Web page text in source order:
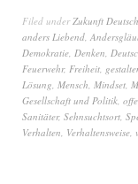
Filed underZukunft
anders Liebend,
Demokratie, Denken,
Feuerwehr, Freiheit,
Lösung, Mensch, Mindset,
Gesellschaft und Politik,
Sanitäter, Sehnsuchtsort,
Verhalten, Verhaltensweise,